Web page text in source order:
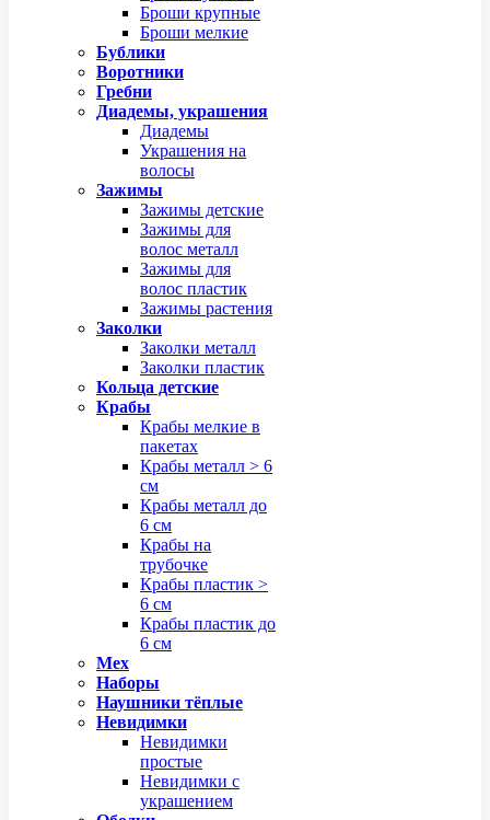
Броши крупные
Броши мелкие
Бублики
Воротники
Гребни
Диадемы, украшения
Диадемы
Украшения на
волосы
Зажимы
Зажимы детские
Зажимы для
волос металл
Зажимы для
волос пластик
Зажимы растения
Заколки
Заколки металл
Заколки пластик
Кольца детские
Крабы
Крабы мелкие в
пакетах
Крабы металл > 6
см
Крабы металл до
6 см
Крабы на
трубочке
Крабы пластик >
6 см
Крабы пластик до
6 см
Мех
Наборы
Наушники тёплые
Невидимки
Невидимки
простые
Невидимки с
украшением